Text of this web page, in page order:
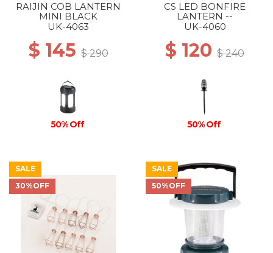
RAIJIN COB LANTERN
MINI BLACK
UK-4063
$ 145$ 290
50% Off
CS LED BONFIRE
LANTERN --
UK-4060
$ 120 $ 240
50% Off
SALE
30%OFF
SALE
50%OFF